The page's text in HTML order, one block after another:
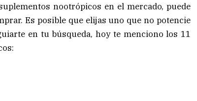
nootrópicos en el mercado, puede
Es posible que elijas uno que no potencie
en tu búsqueda, hoy te menciono los 11